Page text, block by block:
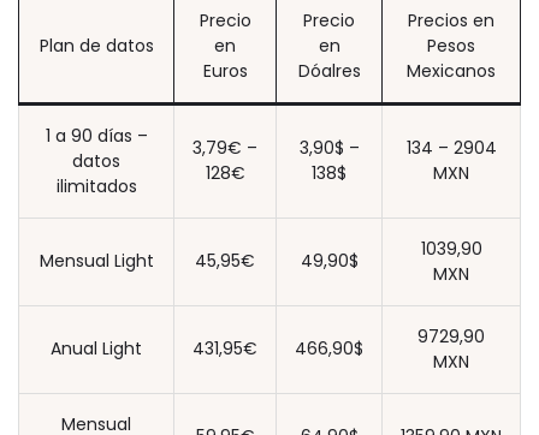
Plan de datos
Precio
en
Euros
Precio
en
Dóalres
Precios en
Pesos
Mexicanos
1 a 90 días –
datos
ilimitados
3,79€ –
128€
3,90$ –
138$
134 – 2904
MXN
Mensual Light 45,95€ 49,90$
1039,90
MXN
Anual Light 431,95€ 466,90$
9729,90
MXN
Mensual